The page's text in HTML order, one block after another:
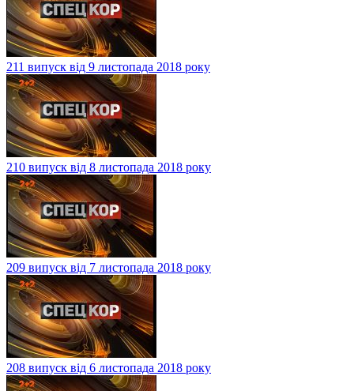
211 випуск від 9 листопада 2018 року
210 випуск від 8 листопада 2018 року
209 випуск від 7 листопада 2018 року
208 випуск від 6 листопада 2018 року